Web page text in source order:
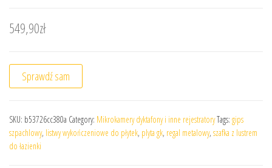
549,90zł
Sprawdź sam
SKU: b53726cc380a Category: Mikrokamery dyktafony i inne rejestratoryTags: gips
szpachlowy, listwy wykończeniowe do płytek, plyta gk, regal metalowy, szafka z lustrem
do łazienki